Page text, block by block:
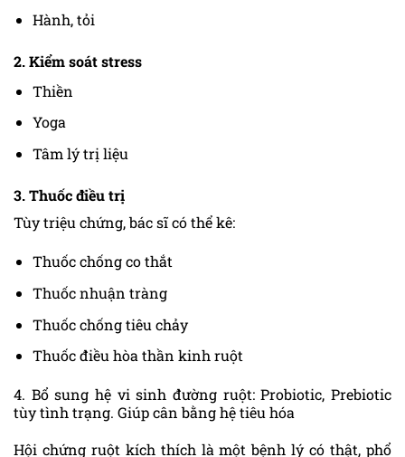
Hành, tỏi
2. Kiểm soát stress
Thiền
Yoga
Tâm lý trị liệu
3. Thuốc điều trị
Tùy triệu chứng, bác sĩ có thể kê:
Thuốc chống co thắt
Thuốc nhuận tràng
Thuốc chống tiêu chảy
Thuốc điều hòa thần kinh ruột
4. Bổ sung hệ vi sinh đường ruột: Probiotic, Prebiotic
tùy tình trạng. Giúp cân bằng hệ tiêu hóa
Hội chứng ruột kích thích là một bệnh lý có thật, phổ